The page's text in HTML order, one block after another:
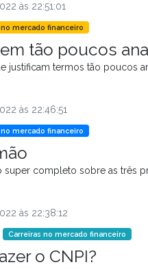
às 22:51:01
mercado financeiro
tão poucos
justificam termos tão poucos
às 22:46:51
mercado financeiro
super completo sobre as três
às 22:38:12
Carreiras no mercado financeiro
o CNPI?